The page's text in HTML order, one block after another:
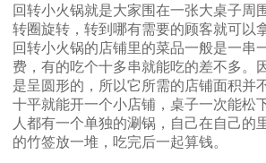
回转小火锅就是大家围在一张大桌子周
转圈旋转，转到哪有需要的顾客就可以
回转小火锅的店铺里的菜品一般是一串
费，有的吃个十多串就能吃的差不多。
是呈圆形的，所以它所需的店铺面积并
十平就能开一个小店铺，桌子一次能松
人都有一个单独的涮锅，自己在自己的
的竹签放一堆，吃完后一起算钱。